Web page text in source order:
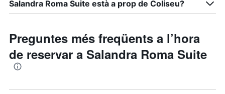
Salandra Roma Suite està a prop de Coliseu?
Preguntes més freqüents a l’hora
de reservar a Salandra Roma Suite